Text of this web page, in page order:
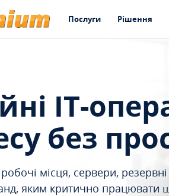
Послуги Рішення
IT-
без
місця, сервери, резервні
яким критично працювати